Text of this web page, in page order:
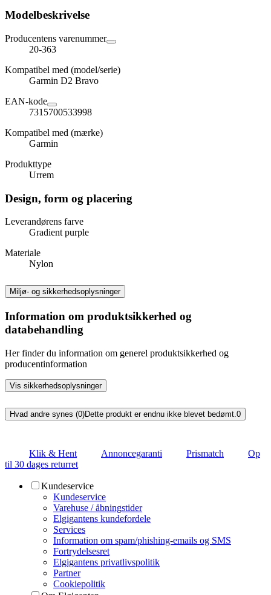
Modelbeskrivelse
Producentens varenummer
20-363
Kompatibel med (model/serie)
Garmin D2 Bravo
EAN-kode
7315700533998
Kompatibel med (mærke)
Garmin
Produkttype
Urrem
Design, form og placering
Leverandørens farve
Gradient purple
Materiale
Nylon
Miljø- og sikkerhedsoplysninger
Information om produktsikkerhed og
databehandling
Her finder du information om generel produktsikkerhed og
producentinformation
Vis sikkerhedsoplysninger
Hvad andre synes (0)Dette produkt er endnu ikke blevet bedømt. 0
Klik & Hent Annoncegaranti Prismatch
Op
til 30 dages returret
Kundeservice
Kundeservice
Varehuse / åbningstider
Elgigantens kundefordele
Services
Information om spam/phishing-emails og SMS
Fortrydelsesret
Elgigantens privatlivspolitik
Partner
Cookiepolitik